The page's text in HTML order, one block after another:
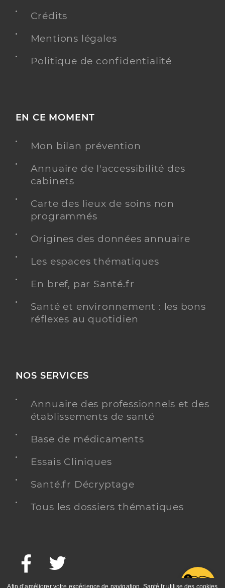
Crédits
Mentions légales
Politique de confidentialité
EN CE MOMENT
Mon bilan prévention
Annuaire de l'accessibilité des
cabinets
Carte des lieux de soins non
programmés
Origines des données annuaire
Les espaces thématiques
En bref, par Santé.fr
Santé et environnement : les bons
réflexes au quotidien
NOS SERVICES
Annuaire des professionnels et des
établissements de santé
Base de médicaments
Essais Cliniques
Santé.fr Décryptage
Tous les dossiers thématiques
Facebook
Afin d’améliorer votre expérience de navigation, Santé.fr utilise des cookies